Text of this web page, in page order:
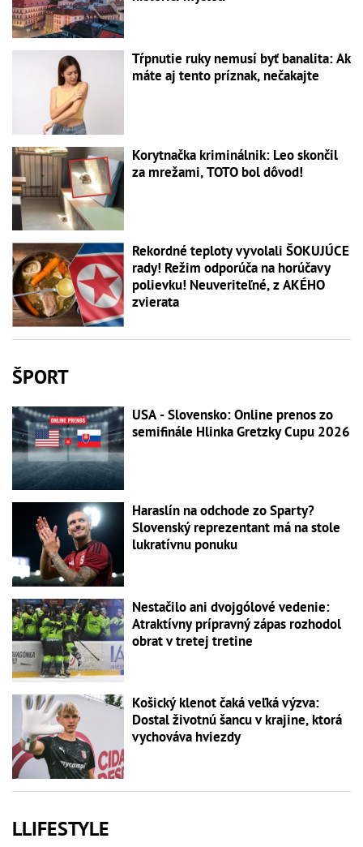
Tŕpnutie ruky nemusí byť banalita: Ak
máte aj tento príznak, nečakajte
Korytnačka kriminálnik: Leo skončil
za mrežami, TOTO bol dôvod!
Rekordné teploty vyvolali ŠOKUJÚCE
rady! Režim odporúča na horúčavy
polievku! Neuveriteľné, z AKÉHO
zvierata
ŠPORT
USA - Slovensko: Online prenos zo
semifinále Hlinka Gretzky Cupu 2026
Haraslín na odchode zo Sparty?
Slovenský reprezentant má na stole
lukratívnu ponuku
Nestačilo ani dvojgólové vedenie:
Atraktívny prípravný zápas rozhodol
obrat v tretej tretine
Košický klenot čaká veľká výzva:
Dostal životnú šancu v krajine, ktorá
vychováva hviezdy
LLIFESTYLE